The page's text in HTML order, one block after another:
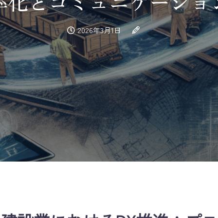
2026年3月1日